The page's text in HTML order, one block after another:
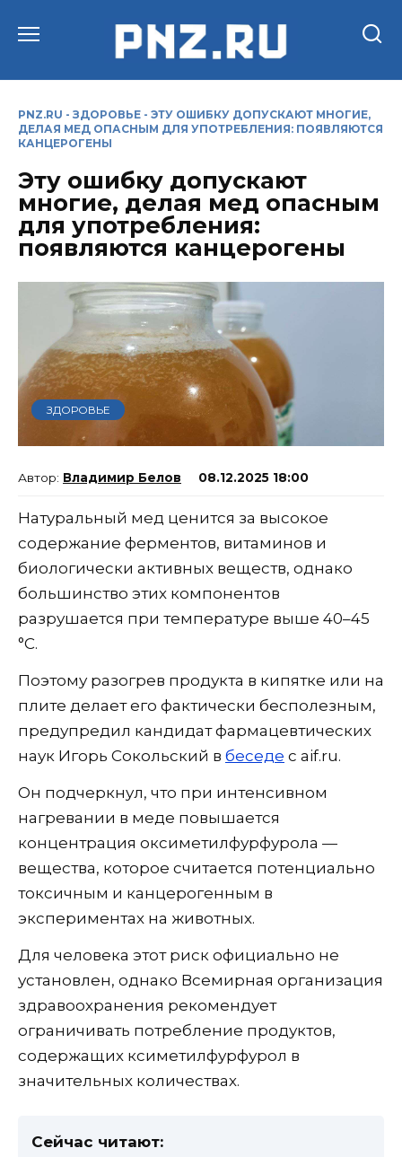
PNZ.RU - ЗДОРОВЬЕ - ЭТУ ОШИБКУ ДОПУСКАЮТ МНОГИЕ,
ДЕЛАЯ МЕД ОПАСНЫМ ДЛЯ УПОТРЕБЛЕНИЯ: ПОЯВЛЯЮТСЯ
КАНЦЕРОГЕНЫ
Эту ошибку допускают
многие, делая мед опасным
для употребления:
появляются канцерогены
ЗДОРОВЬЕ
Владимир Белов 08.12.2025 18:00
Натуральный мед ценится за высокое
содержание ферментов, витаминов и
биологически активных веществ, однако
большинство этих компонентов
разрушается при температуре выше 40–45
°C.
Поэтому разогрев продукта в кипятке или на
плите делает его фактически бесполезным,
предупредил кандидат фармацевтических
наук Игорь Сокольский в беседе с aif.ru.
Он подчеркнул, что при интенсивном
нагревании в меде повышается
концентрация оксиметилфурфурола —
вещества, которое считается потенциально
токсичным и канцерогенным в
экспериментах на животных.
Для человека этот риск официально не
установлен, однако Всемирная организация
здравоохранения рекомендует
ограничивать потребление продуктов,
содержащих ксиметилфурфурол в
значительных количествах.
Сейчас читают: